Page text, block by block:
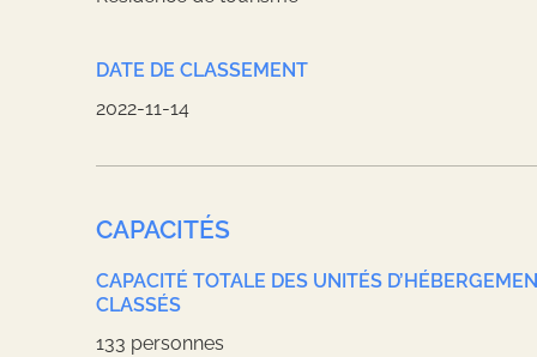
DATE DE CLASSEMENT
2022-11-14
CAPACITÉS
CAPACITÉ TOTALE DES UNITÉS
CLASSÉS
133 personnes